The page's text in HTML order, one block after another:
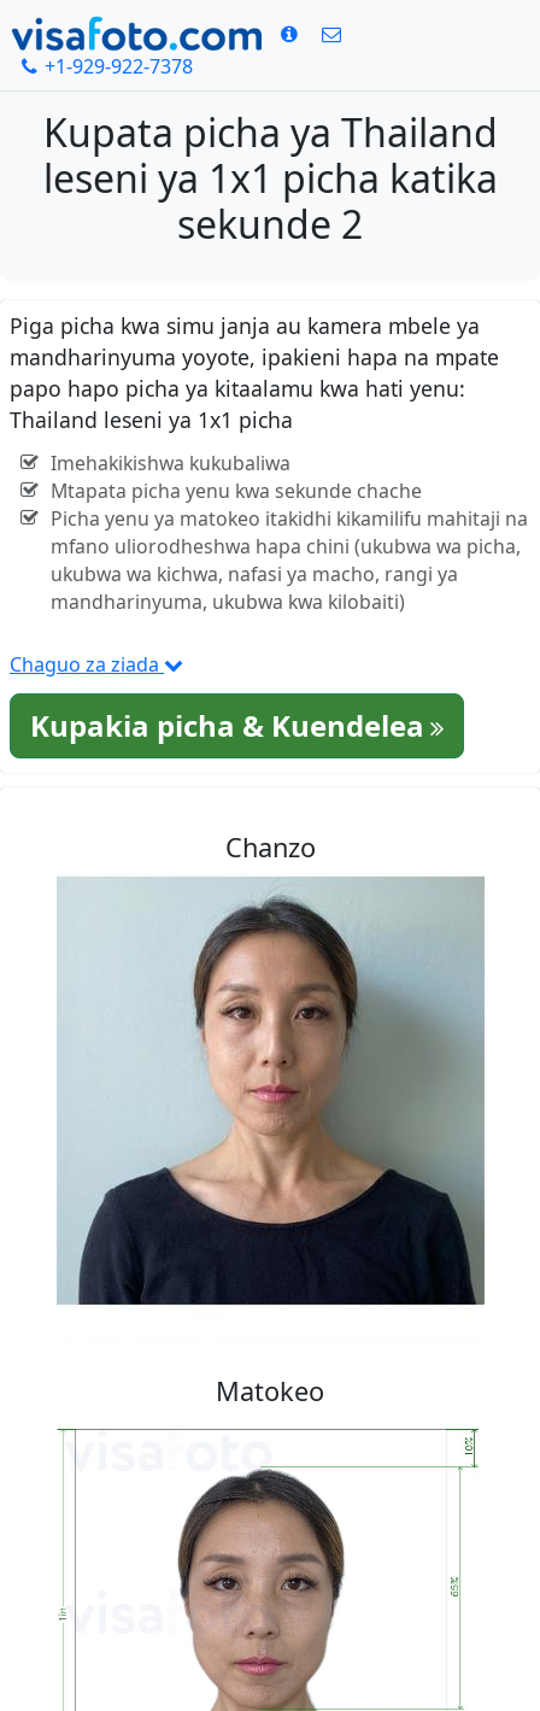
+1-929-922-7378
Kupata picha ya Thailand
leseni ya 1x1 picha katika
sekunde 2
Piga picha kwa simu janja au kamera mbele ya
mandharinyuma yoyote, ipakieni hapa na mpate
papo hapo picha ya kitaalamu kwa hati yenu:
Thailand leseni ya 1x1 picha
Imehakikishwa kukubaliwa
Mtapata picha yenu kwa sekunde chache
Picha yenu ya matokeo itakidhi kikamilifu mahitaji na
mfano uliorodheshwa hapa chini (ukubwa wa picha,
ukubwa wa kichwa, nafasi ya macho, rangi ya
mandharinyuma, ukubwa kwa kilobaiti)
Chaguo za ziada
Kupakia picha & Kuendelea
Chanzo
Matokeo